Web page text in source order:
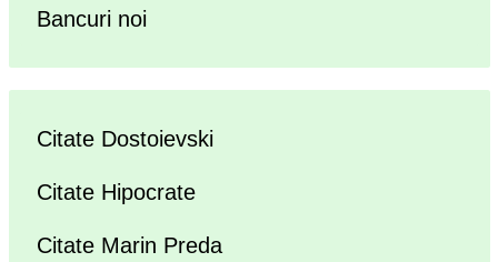
Bancuri noi
Citate Dostoievski
Citate Hipocrate
Citate Marin Preda